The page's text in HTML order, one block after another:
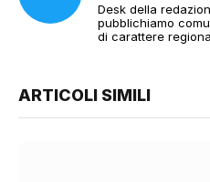
Desk della
pubblichiamo
di carattere
ARTICOLI SIMILI